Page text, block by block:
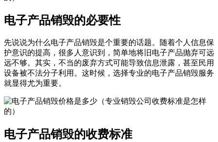
电子产品销毁的必要性
先说说为什么电子产品销毁是个重要的话题。随着个人信息保
护意识的提高，很多人意识到，简单地将旧电子产品抛弃可远
远不够。其实，不当的废弃方式可能导致信息泄露，甚至民用
设备被不法分子利用。这时候，选择专业的电子产品销毁服务
就显得尤为重要。
电子产品销毁的收费标准